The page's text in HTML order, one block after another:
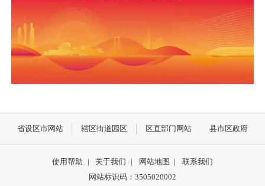
省设区市网站 辖区街道园区 区直部门网站 县市区政府
使用帮助 | 关于我们 | 网站地图 |
联系我们
网站标识码：3505020002